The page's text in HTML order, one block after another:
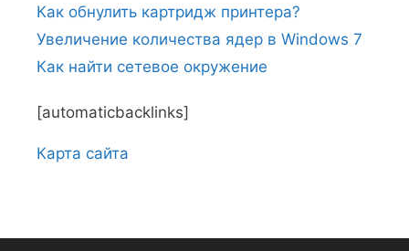
Как обнулить картридж принтера?
Увеличение количества ядер в Windows 7
Как найти сетевое окружение
[automaticbacklinks]
Карта сайтa